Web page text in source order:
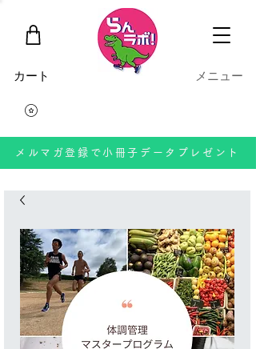
​カート ​メニュー
メルマガ登録で小冊子データプレゼント